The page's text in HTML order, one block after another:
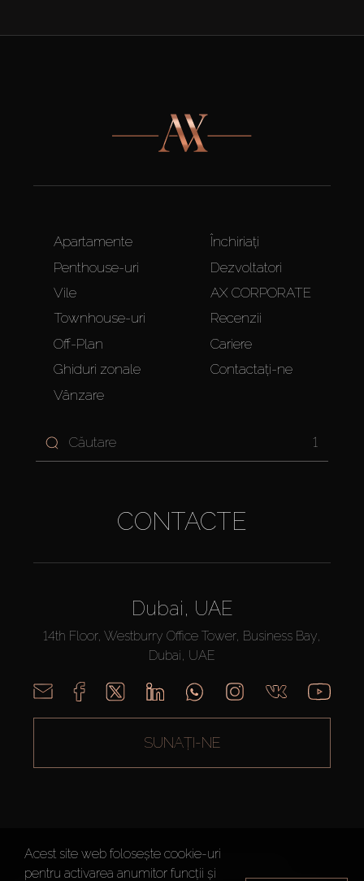
Apartamente
Penthouse-uri
Vile
Townhouse-uri
Off-Plan
Ghiduri zonale
Vânzare
Închiriați
Dezvoltatori
AX CORPORATE
Recenzii
Cariere
Contactați-ne
1
CONTACTE
Dubai, UAE
14th Floor, Westburry Office Tower, Business Bay,
Dubai, UAE
SUNAȚI-NE
AX CAPITAL ©2026 Toate drepturile rezervate
Acest site web folosește cookie-uri
pentru activarea anumitor funcții și